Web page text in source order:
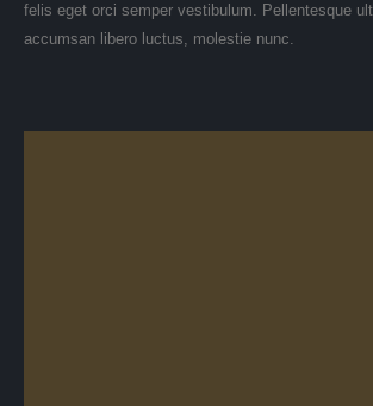
felis eget orci semper vestibulum. Pellentesque
accumsan libero luctus, molestie nunc.